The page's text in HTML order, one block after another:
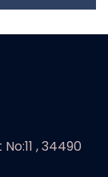
, 34490